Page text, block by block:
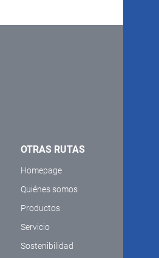
OTRAS RUTAS
Homepage
Quiénes somos
Productos
Servicio
Sostenibilidad